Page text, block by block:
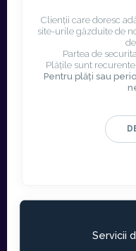
Clienții care doresc
site-urile găzduite de
Partea de
Plățile sunt
Pentru plăți sau
Servicii